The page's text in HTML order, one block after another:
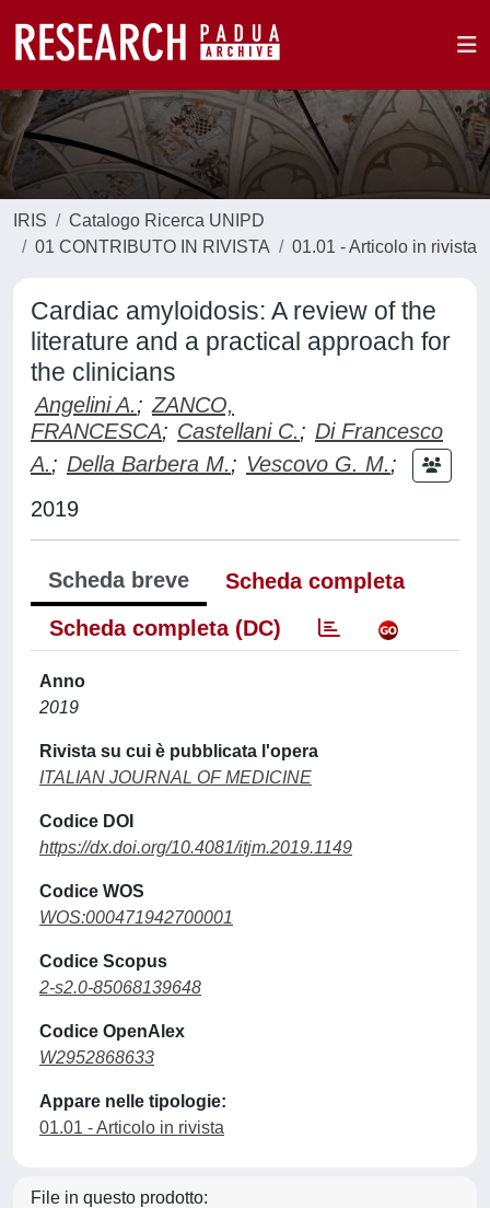
IRIS
Catalogo Ricerca UNIPD
01 CONTRIBUTO IN RIVISTA
01.01 - Articolo in rivista
Cardiac amyloidosis: A review of the
literature and a practical approach for
the clinicians
Angelini A.; ZANCO,
FRANCESCA; Castellani C.; Di Francesco
A.; Della Barbera M.; Vescovo G. M.;
2019
Scheda breve
Scheda completa
Scheda completa (DC)
Anno
2019
Rivista su cui è pubblicata l'opera
ITALIAN JOURNAL OF MEDICINE
Codice DOI
https://dx.doi.org/10.4081/itjm.2019.1149
Codice WOS
WOS:000471942700001
Codice Scopus
2-s2.0-85068139648
Codice OpenAlex
W2952868633
Appare nelle tipologie:
01.01 - Articolo in rivista
File in questo prodotto: